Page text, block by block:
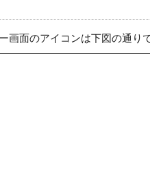
画面のアイコンは下図の通り